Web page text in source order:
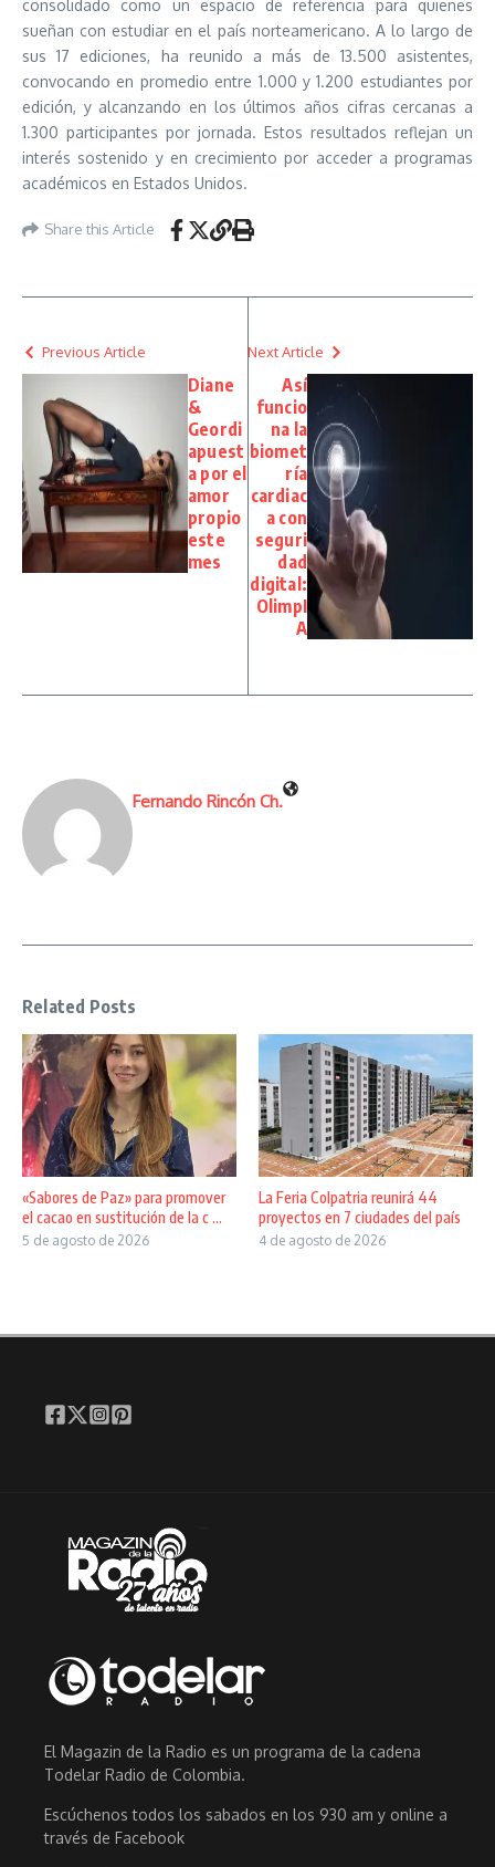
consolidado como un espacio de referencia para quienes
sueñan con estudiar en el país norteamericano. A lo largo de
sus 17 ediciones, ha reunido a más de 13.500 asistentes,
convocando en promedio entre 1.000 y 1.200 estudiantes por
edición, y alcanzando en los últimos años cifras cercanas a
1.300 participantes por jornada. Estos resultados reflejan un
interés sostenido y en crecimiento por acceder a programas
académicos en Estados Unidos.
Share this Article
Previous Article
Diane
&
Geordi
apuest
a por el
amor
propio
este
mes
Next Article
Así
funcio
na la
biomet
ría
cardiac
a con
seguri
dad
digital:
OlimpI
A
Fernando Rincón Ch.
Related Posts
«Sabores de Paz» para promover
el cacao en sustitución de la c ...
5 de agosto de 2026
La Feria Colpatria reunirá 44
proyectos en 7 ciudades del país
4 de agosto de 2026
El Magazin de la Radio es un programa de la cadena
Todelar Radio de Colombia.
Escúchenos todos los sabados en los 930 am y online a
través de Facebook